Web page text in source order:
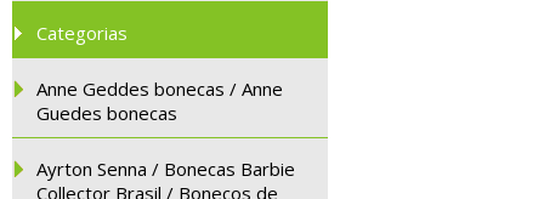
Categorias
Anne Geddes bonecas / Anne
Guedes bonecas
Ayrton Senna / Bonecas Barbie
Collector Brasil / Bonecos de